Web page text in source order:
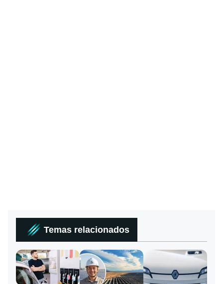
Temas relacionados